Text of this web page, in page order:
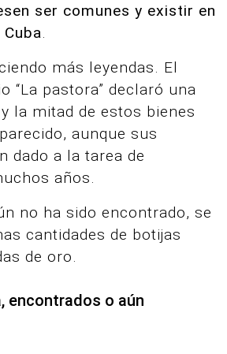
ser comunes y existir en
más leyendas. El
“La pastora” declaró una
la mitad de estos bienes
aunque sus
dado a la tarea de
años.
no ha sido encontrado, se
cantidades de botijas
de oro.
encontrados o aún